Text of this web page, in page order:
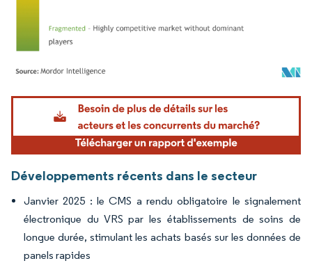
Image © Mordor Intelligence. La réutilisation nécessite une attribution sous CC BY
Développements récents dans le secteur
Janvier 2025 : le CMS a rendu obligatoire le signalement
électronique du VRS par les établissements de soins de
longue durée, stimulant les achats basés sur les données de
panels rapides